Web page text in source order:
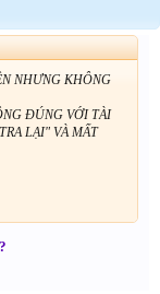
NHƯNG KHÔNG
ĐÚNG VỚI TÀI
LẠI" VÀ MẤT